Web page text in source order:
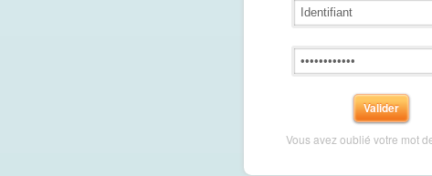
Vous avez oublié votre mot